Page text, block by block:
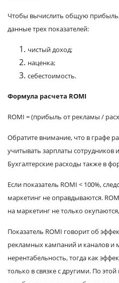
Чтобы вычислить общую
данные трех показателей:
чистый доход;
наценка;
себестоимость.
Формула расчета ROMI
ROMI = (прибыль от рекламы /
Обратите внимание, что в графе
учитывать зарплаты сотрудников
Бухгалтерские расходы также в
Если показатель ROMI < 100%,
маркетинг не оправдываются.
на маркетинг не только
Показатель ROMI говорит об
рекламных кампаний и каналов и
нерентабельность, тогда как
только в связке с другими. По